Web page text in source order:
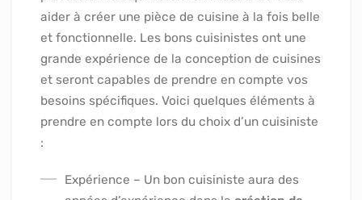
aider à créer une pièce de cuisine à la fois belle
et fonctionnelle. Les bons cuisinistes ont une
grande expérience de la conception de cuisines
et seront capables de prendre en compte vos
besoins spécifiques. Voici quelques éléments à
prendre en compte lors du choix d’un cuisiniste
:
Expérience – Un bon cuisiniste aura des